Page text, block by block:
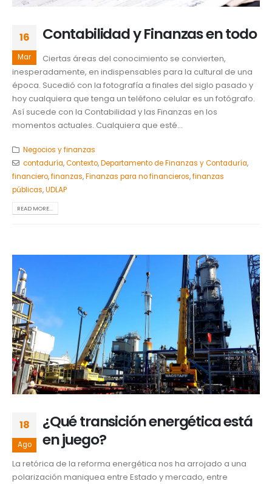
16
Mar
Contabilidad y Finanzas en todo
Ciertas áreas del conocimiento se convierten,
inesperadamente, en indispensables para la cultural de una
época. Sucedió con la fotografía a finales del siglo pasado y
hoy cualquiera que tenga un teléfono celular es un fotógrafo.
Así sucede con la Contabilidad y las Finanzas en los
momentos actuales. Cualquiera que esté...
Negocios y finanzas
contaduría,Contexto,Departamento de Finanzas y Contaduría,
financiero,finanzas,Finanzas para no financieros,finanzas
públicas,UDLAP
READ MORE...
18
Ago
¿Qué transición energética está
en juego?
La retórica de la reforma energética nos ha arrojado a una
polarización maniquea entre Estado y mercado, entre